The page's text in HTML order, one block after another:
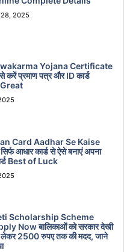
2025
Yojana Certificate
करें प्रमाण पत्र और ID कार्ड
Great
Card Aadhar Se Kaise
आधार कार्ड से ऐसे बनाएं अपना
Best of Luck
Scholarship Scheme
Now बालिकाओं को सरकार देखी
2500 रुपए तक की मदद, जाने